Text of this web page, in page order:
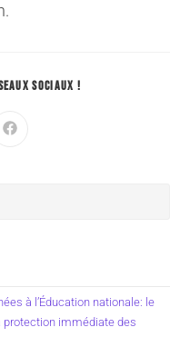
SOCIAUX !
à l’Éducation nationale: le
protection immédiate des